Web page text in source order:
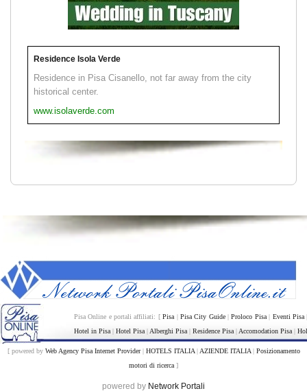
Residence Isola Verde
Residence in Pisa Cisanello, not far away from the city
historical center.
www.isolaverde.com
Pisa Online e portali affiliati: [Pisa | Pisa City Guide|Proloco Pisa| Eventi Pisa
Hotel in Pisa | Hotel Pisa | Alberghi Pisa | Residence Pisa | Accomodation Pisa |
[ powered by Web Agency Pisa Internet Provider| HOTELS ITALIA| AZIENDE ITALIA| Posizionamento
motori di ricerca ]
powered by Network Portali